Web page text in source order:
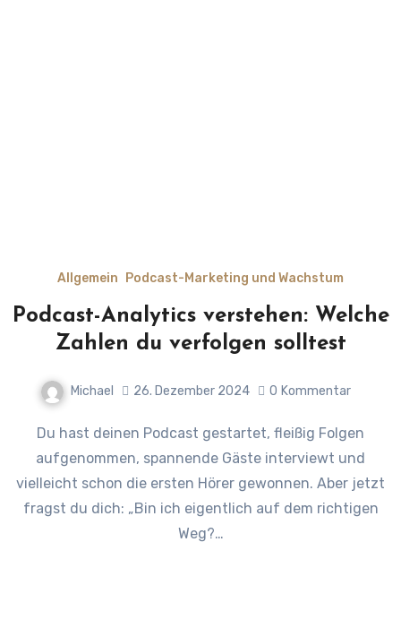
Allgemein Podcast-Marketing und Wachstum
Podcast-Analytics verstehen: Welche
Zahlen du verfolgen solltest
Michael 26. Dezember 2024 0 Kommentar
Du hast deinen Podcast gestartet, fleißig Folgen
aufgenommen, spannende Gäste interviewt und
vielleicht schon die ersten Hörer gewonnen. Aber jetzt
fragst du dich: „Bin ich eigentlich auf dem richtigen
Weg?…